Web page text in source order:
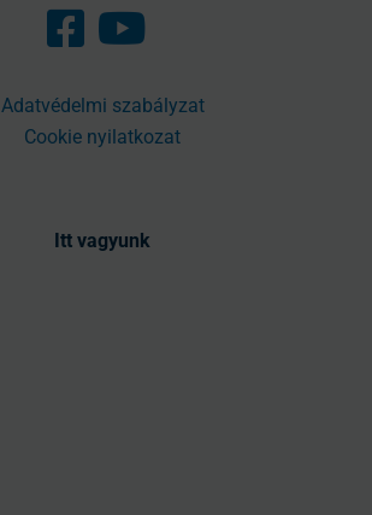
Adatvédelmi szabályzat
Cookie nyilatkozat
Itt vagyunk